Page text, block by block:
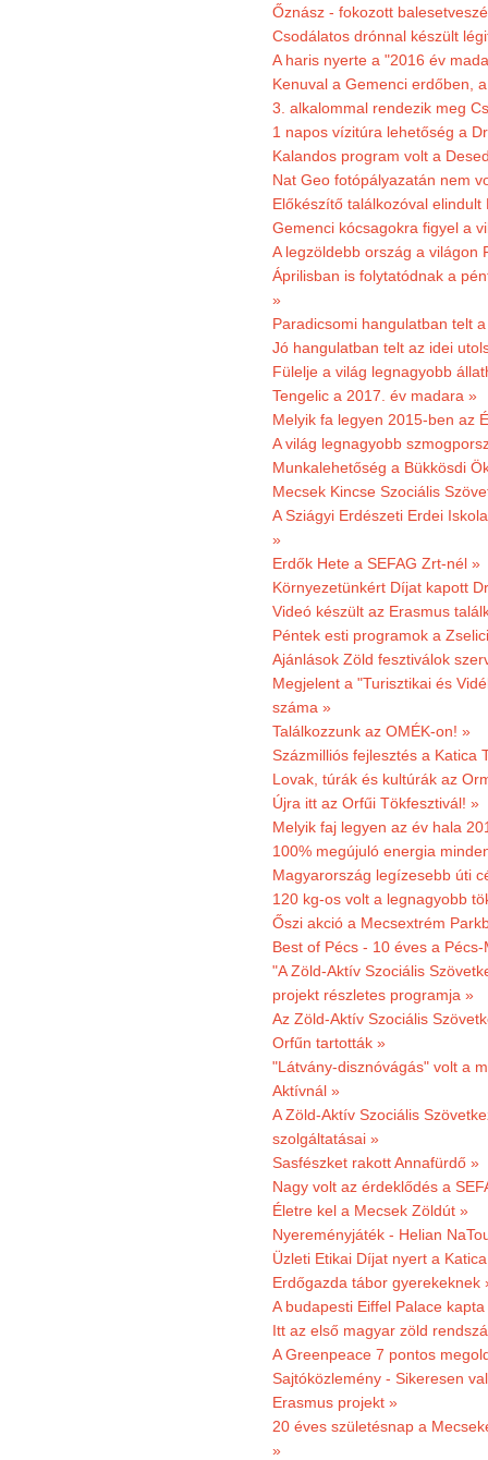
Őznász - fokozott
Csodálatos drónnal készült
A haris nyerte a "2016 év
Kenuval a Gemenci erdőben,
3. alkalommal rendezik meg
1 napos vízitúra lehetőség a
Kalandos program volt a
Nat Geo fotópályazatán nem
Előkészítő találkozóval
Gemenci kócsagokra figyel a
A legzöldebb ország a világon
Áprilisban is folytatódnak a
»
Paradicsomi hangulatban telt
Jó hangulatban telt az idei
Fülelje a világ legnagyobb
Tengelic a 2017. év madara »
Melyik fa legyen 2015-ben az
A világ legnagyobb
Munkalehetőség a Bükkösdi
Mecsek Kincse Szociális
A Sziágyi Erdészeti Erdei
»
Erdők Hete a SEFAG Zrt-nél »
Környezetünkért Díjat kapott
Videó készült az Erasmus
Péntek esti programok a
Ajánlások Zöld fesztiválok
Megjelent a "Turisztikai és
száma »
Találkozzunk az OMÉK-on! »
Százmilliós fejlesztés a Katica
Lovak, túrák és kultúrák az
Újra itt az Orfűi Tökfesztivál! »
Melyik faj legyen az év hala
100% megújuló energia
Magyarország legízesebb úti
120 kg-os volt a legnagyobb
Őszi akció a Mecsextrém
Best of Pécs - 10 éves a
"A Zöld-Aktív Szociális
projekt részletes programja »
Az Zöld-Aktív Szociális
Orfűn tartották »
"Látvány-disznóvágás" volt a
Aktívnál »
A Zöld-Aktív Szociális
szolgáltatásai »
Sasfészket rakott Annafürdő »
Nagy volt az érdeklődés a
Életre kel a Mecsek Zöldút »
Nyereményjáték - Helian
Üzleti Etikai Díjat nyert a
Erdőgazda tábor gyerekeknek
A budapesti Eiffel Palace
Itt az első magyar zöld
A Greenpeace 7 pontos
Sajtóközlemény - Sikeresen
Erasmus projekt »
20 éves születésnap a
»